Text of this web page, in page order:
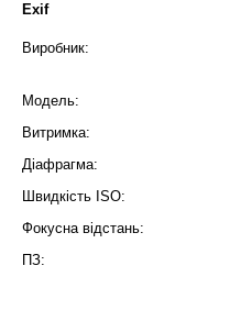
Exif
Виробник:
Модель:
Витримка:
Діафрагма:
Швидкість ISO:
Фокусна відстань:
ПЗ: